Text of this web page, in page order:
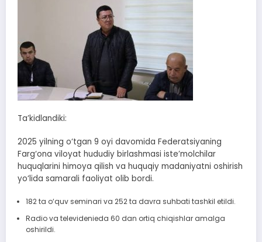
Ta’kidlandiki:
2025 yilning o‘tgan 9 oyi davomida Federatsiyaning
Farg‘ona viloyat hududiy birlashmasi iste’molchilar
huquqlarini himoya qilish va huquqiy madaniyatni oshirish
yo‘lida samarali faoliyat olib bordi.
182 ta o‘quv seminari va 252 ta davra suhbati tashkil etildi.
Radio va televidenieda 60 dan ortiq chiqishlar amalga
oshirildi.